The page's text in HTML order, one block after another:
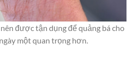
được tận dụng để quảng bá cho
một quan trọng hơn.